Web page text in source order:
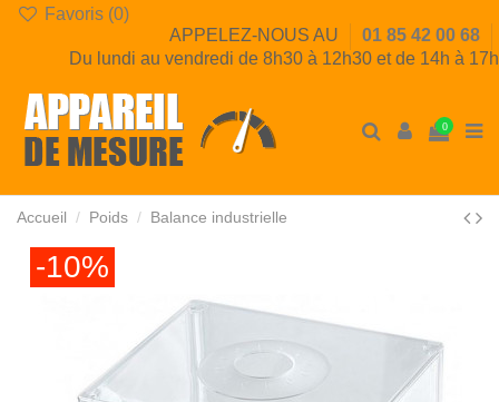
Favoris (0)
APPELEZ-NOUS AU
01 85 42 00 68
Du lundi au vendredi de 8h30 à 12h30 et de 14h à 17h
0
Accueil Poids Balance industrielle
-10%